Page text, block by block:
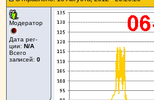
Модератор
Дата рег-
ции: N/A
Всего
записей: 0